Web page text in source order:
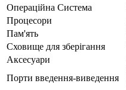
Операційна Система
Процесори
Пам'ять
Сховище для зберігання
Аксесуари
Порти введення-виведення